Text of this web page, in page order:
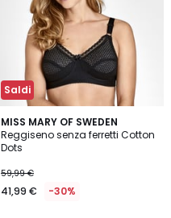
Saldi
MISS MARY OF SWEDEN
Reggiseno senza ferretti Cotton
Dots
59,99 €
41,99 € -30%
4,4
/ 5
3
Colori